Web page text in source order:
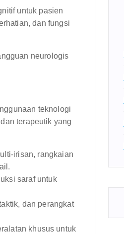
untuk pasien
dan fungsi
neurologis
teknologi
terapeutik yang
irisan, rangkaian
saraf untuk
dan perangkat
khusus untuk